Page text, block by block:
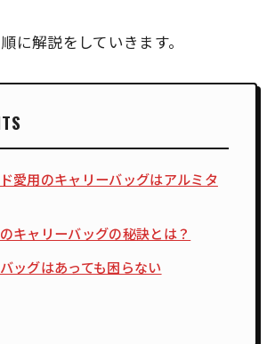
に解説をしていきます。
愛用のキャリーバッグはアルミタ
キャリーバッグの秘訣とは？
ッグはあっても困らない